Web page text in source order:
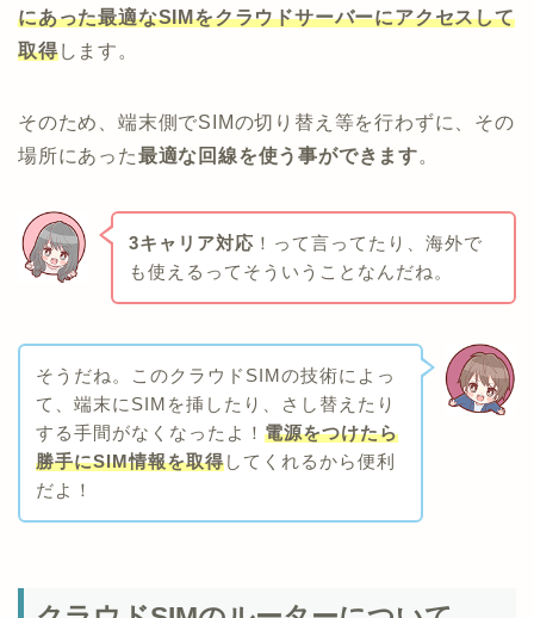
にあった最適なSIMをクラウドサーバーにアクセスして
取得します。
そのため、端末側でSIMの切り替え等を行わずに、その
場所にあった最適な回線を使う事ができます。
3キャリア対応 ！って言ってたり、海外で
も使えるってそういうことなんだね。
そうだね。このクラウドSIMの技術によっ
て、端末にSIMを挿したり、さし替えたり
する手間がなくなったよ！ 電源をつけたら
勝手にSIM情報を取得してくれるから便利
だよ！